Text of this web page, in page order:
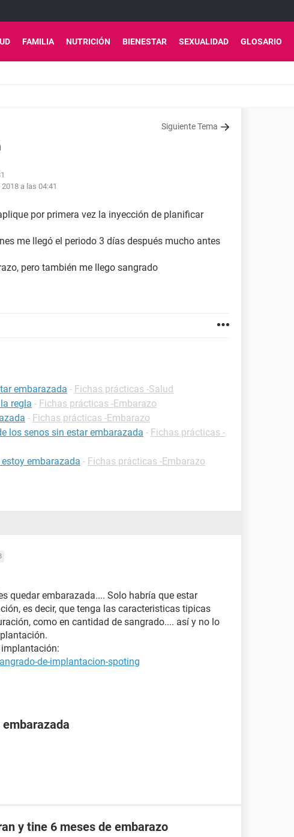
FAMILIA NUTRICIÓN BIENESTAR SEXUALIDAD GLOSARIO
Siguiente Tema
a las 04:41
por primera vez la inyección de planificar
me llegó el periodo 3 días después mucho antes
pero también me llego sangrado
embarazada - Fichas prácticas -Salud
regla - Fichas prácticas -Embarazo
- Fichas prácticas -Embarazo
los senos sin estar embarazada - Fichas prácticas -
embarazada - Fichas prácticas -Embarazo
quedar embarazada.... Solo habría que estar
es decir, que tenga las caracteristicas tipicas
como en cantidad de sangrado.... así y no lo
de-implantacion-spoting
y tine 6 meses de embarazo